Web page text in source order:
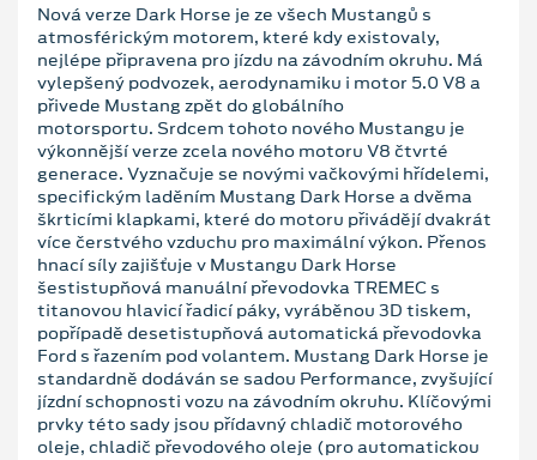
Nová verze Dark Horse je ze všech Mustangů s
atmosférickým motorem, které kdy existovaly,
nejlépe připravena pro jízdu na závodním okruhu. Má
vylepšený podvozek, aerodynamiku i motor 5.0 V8 a
přivede Mustang zpět do globálního
motorsportu. Srdcem tohoto nového Mustangu je
výkonnější verze zcela nového motoru V8 čtvrté
generace. Vyznačuje se novými vačkovými hřídelemi,
specifickým laděním Mustang Dark Horse a dvěma
škrticími klapkami, které do motoru přivádějí dvakrát
více čerstvého vzduchu pro maximální výkon. Přenos
hnací síly zajišťuje v Mustangu Dark Horse
šestistupňová manuální převodovka TREMEC s
titanovou hlavicí řadicí páky, vyráběnou 3D tiskem,
popřípadě desetistupňová automatická převodovka
Ford s řazením pod volantem. Mustang Dark Horse je
standardně dodáván se sadou Performance, zvyšující
jízdní schopnosti vozu na závodním okruhu. Klíčovými
prvky této sady jsou přídavný chladič motorového
oleje, chladič převodového oleje (pro automatickou